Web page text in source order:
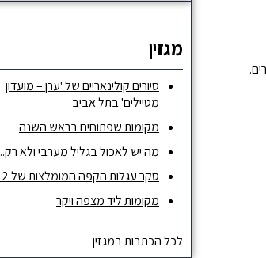
מגזין
סיורים קולינאריים של 'ערן – מועדון
מטיילים' בתל אביב
מקומות שפתוחים בראש השנה
מה יש לאכול בגליל מערבי ולא רק..
סקר עגלות הקפה המומלצות של 2022
מקומות ליד מצפה ויקר
לכל הכתבות במגזין